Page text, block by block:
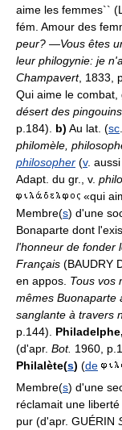
aime les femmes``
fém. Amour des
peur? —Vous êtes
leur philogynie: je
Champavert, 1833,
Qui aime le combat,
désert des
p.184). b) Au lat. (sc
philomèle,
philosopher (v. aussi
Adapt. du gr., v.
«qui
Membre(s) d'une
Bonaparte dont
l'honneur de fonder
Français (BAUDRY
en appos. Tous vos
mêmes Buonaparte
sanglante à travers
p.144).
(d'apr. Bot. 1960,
Philalète(s) (de
Membre(s) d'une
réclamait une
pur (d'apr. GUÉRIN